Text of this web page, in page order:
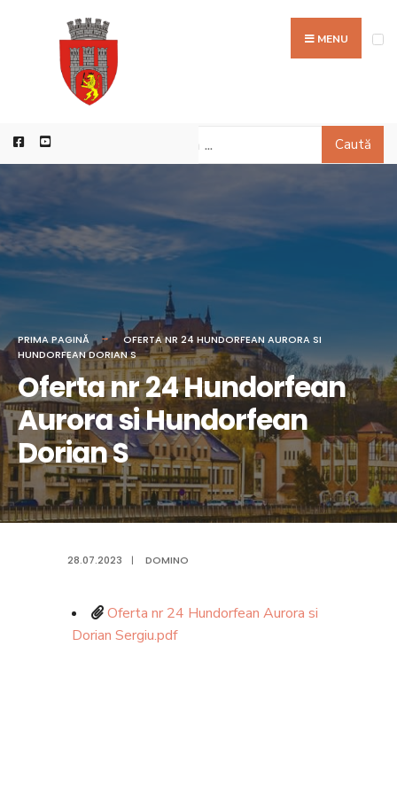
MENU
Caută
PRIMA PAGINĂ
OFERTA NR 24 HUNDORFEAN AURORA SI
HUNDORFEAN DORIAN S
Oferta nr 24 Hundorfean
Aurora si Hundorfean
Dorian S
28.07.2023 | DOMINO
Oferta nr 24 Hundorfean Aurora si
Dorian Sergiu.pdf